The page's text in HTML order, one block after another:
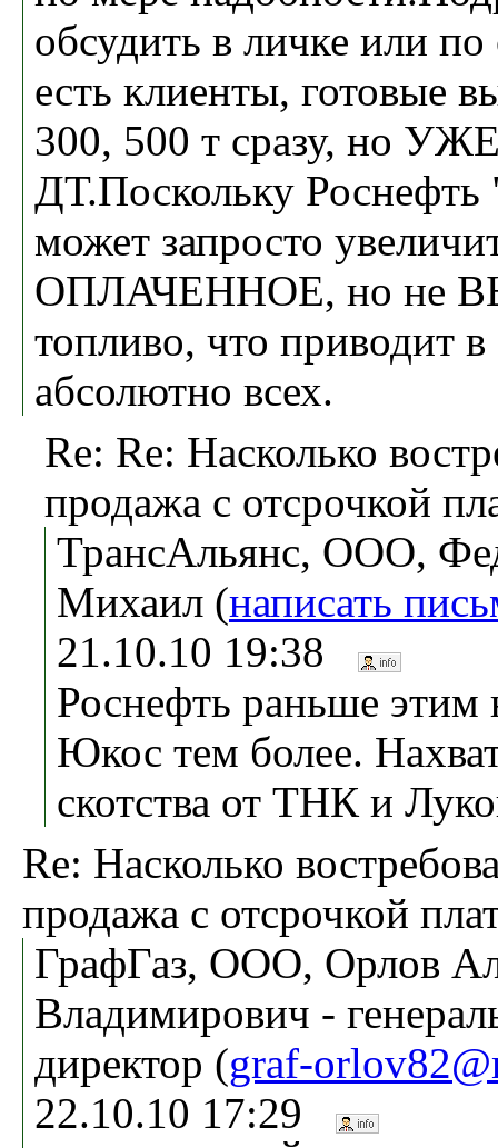
обсудить в личке или
есть клиенты, готовые
300, 500 т сразу, но
ДТ.Поскольку Роснефть
может запросто
ОПЛАЧЕННОЕ, но не
топливо, что приводит
абсолютно всех.
Re: Re: Насколько
продажа с отсрочкой
ТрансАльянс, ООО,
Михаил (написать
21.10.10 19:38
Роснефть раньше этим
Юкос тем более.
скотства от ТНК и
Re: Насколько
продажа с отсрочкой
ГрафГаз, ООО, Орлов
Владимирович -
директор (graf-
22.10.10 17:29